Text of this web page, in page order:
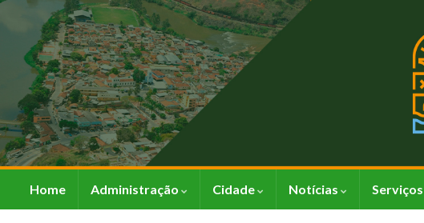
Home Administração Cidade Notícias Serviços